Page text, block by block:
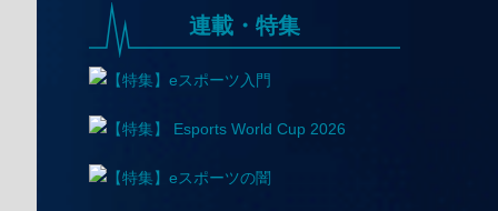
連載・特集